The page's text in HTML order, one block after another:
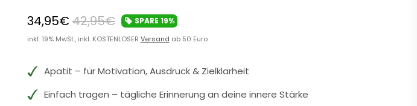
42,95€
34,95€ SPARE 19%
inkl. 19% MwSt., inkl. KOSTENLOSER Versand ab 50 Euro
Apatit – für Motivation, Ausdruck & Zielklarheit
Einfach tragen – tägliche Erinnerung an deine innere Stärke